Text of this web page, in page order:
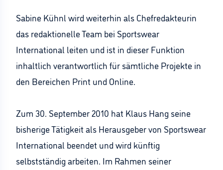
Sabine Kühnl wird weiterhin als Chefredakteurin
das redaktionelle Team bei Sportswear
International leiten und ist in dieser Funktion
inhaltlich verantwortlich für sämtliche Projekte in
den Bereichen Print und Online.
Zum 30. September 2010 hat Klaus Hang seine
bisherige Tätigkeit als Herausgeber von Sportswear
International beendet und wird künftig
selbstständig arbeiten. Im Rahmen seiner